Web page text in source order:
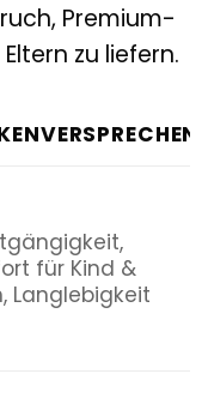
Premium-
zu liefern.
für Kind &
Langlebigkeit